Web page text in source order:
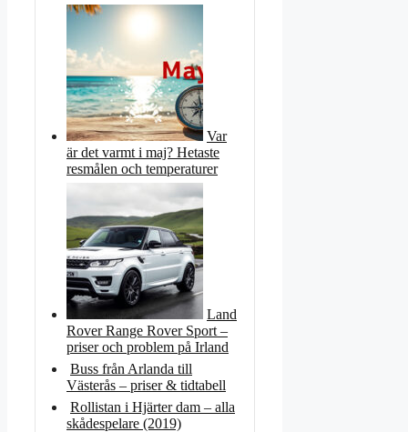
Var
är det varmt i maj? Hetaste
resmålen och temperaturer
Land
Rover Range Rover Sport –
priser och problem på Irland
Buss från Arlanda till
Västerås – priser & tidtabell
Rollistan i Hjärter dam – alla
skådespelare (2019)